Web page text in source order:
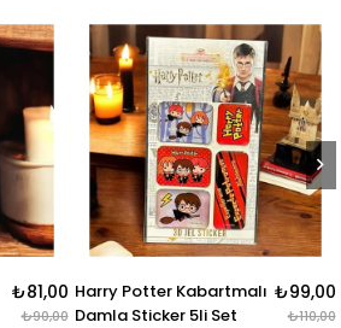
Harry Potter Kabartmalı
Damla Sticker 5li Set
₺99,00
₺110,00
Harry
Rozet &